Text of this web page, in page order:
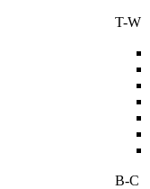
T-W
В-С